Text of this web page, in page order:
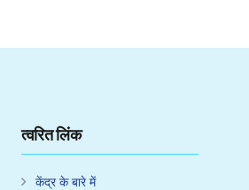
त्वरित लिंक
केंद्र के बारे में